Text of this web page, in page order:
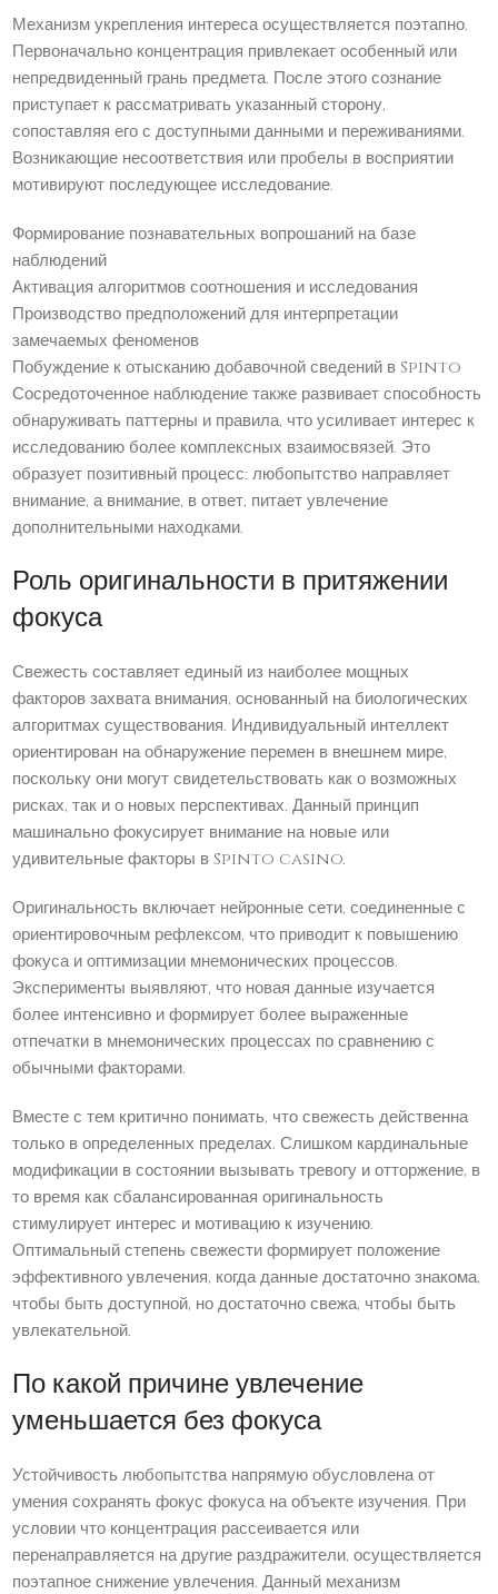
Механизм укрепления интереса осуществляется поэтапно.
Первоначально концентрация привлекает особенный или
непредвиденный грань предмета. После этого сознание
приступает к рассматривать указанный сторону,
сопоставляя его с доступными данными и переживаниями.
Возникающие несоответствия или пробелы в восприятии
мотивируют последующее исследование.
Формирование познавательных вопрошаний на базе
наблюдений
Активация алгоритмов соотношения и исследования
Производство предположений для интерпретации
замечаемых феноменов
Побуждение к отысканию добавочной сведений в Spinto
Сосредоточенное наблюдение также развивает способность
обнаруживать паттерны и правила, что усиливает интерес к
исследованию более комплексных взаимосвязей. Это
образует позитивный процесс: любопытство направляет
внимание, а внимание, в ответ, питает увлечение
дополнительными находками.
Роль оригинальности в притяжении
фокуса
Свежесть составляет единый из наиболее мощных
факторов захвата внимания, основанный на биологических
алгоритмах существования. Индивидуальный интеллект
ориентирован на обнаружение перемен в внешнем мире,
поскольку они могут свидетельствовать как о возможных
рисках, так и о новых перспективах. Данный принцип
машинально фокусирует внимание на новые или
удивительные факторы в Spinto casino.
Оригинальность включает нейронные сети, соединенные с
ориентировочным рефлексом, что приводит к повышению
фокуса и оптимизации мнемонических процессов.
Эксперименты выявляют, что новая данные изучается
более интенсивно и формирует более выраженные
отпечатки в мнемонических процессах по сравнению с
обычными факторами.
Вместе с тем критично понимать, что свежесть действенна
только в определенных пределах. Слишком кардинальные
модификации в состоянии вызывать тревогу и отторжение, в
то время как сбалансированная оригинальность
стимулирует интерес и мотивацию к изучению.
Оптимальный степень свежести формирует положение
эффективного увлечения, когда данные достаточно знакома,
чтобы быть доступной, но достаточно свежа, чтобы быть
увлекательной.
По какой причине увлечение
уменьшается без фокуса
Устойчивость любопытства напрямую обусловлена от
умения сохранять фокус фокуса на объекте изучения. При
условии что концентрация рассеивается или
перенаправляется на другие раздражители, осуществляется
поэтапное снижение увлечения. Данный механизм